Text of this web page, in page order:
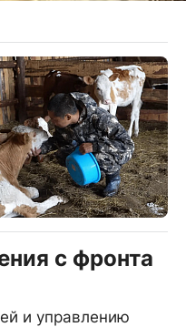
с фронта
и управлению